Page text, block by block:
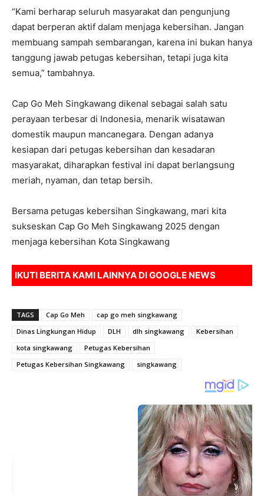
“Kami berharap seluruh masyarakat dan pengunjung
dapat berperan aktif dalam menjaga kebersihan. Jangan
membuang sampah sembarangan, karena ini bukan hanya
tanggung jawab petugas kebersihan, tetapi juga kita
semua,” tambahnya.
Cap Go Meh Singkawang dikenal sebagai salah satu
perayaan terbesar di Indonesia, menarik wisatawan
domestik maupun mancanegara. Dengan adanya
kesiapan dari petugas kebersihan dan kesadaran
masyarakat, diharapkan festival ini dapat berlangsung
meriah, nyaman, dan tetap bersih.
Bersama petugas kebersihan Singkawang, mari kita
sukseskan Cap Go Meh Singkawang 2025 dengan
menjaga kebersihan Kota Singkawang
IKUTI BERITA KAMI LAINNYA DIGOOGLE NEWS
TAGS Cap Go Meh
cap go meh singkawang
Dinas Lingkungan Hidup
DLH dlh singkawang
Kebersihan
kota singkawang
Petugas Kebersihan
Petugas Kebersihan Singkawang
singkawang